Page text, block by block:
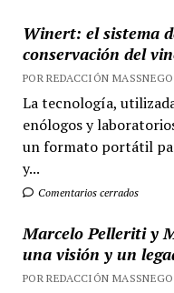
Winert: el sistema
conservación del
POR REDACCIÓN
La tecnología,
enólogos y
un formato portátil
y...
Comentarios cerrados
Marcelo Pelleriti y
una visión y un
POR REDACCIÓN